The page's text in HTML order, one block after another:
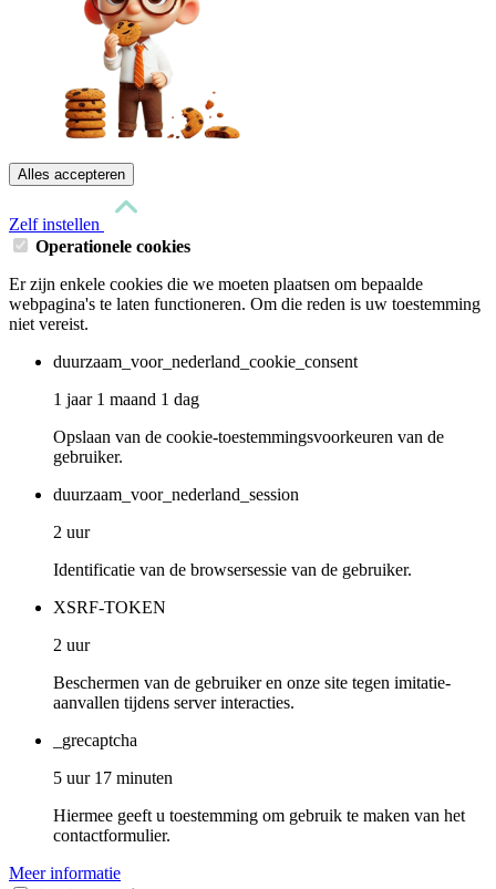
Alles accepteren
Zelf instellen
Operationele cookies
Er zijn enkele cookies die we moeten plaatsen om bepaalde
webpagina's te laten functioneren. Om die reden is uw toestemming
niet vereist.
duurzaam_voor_nederland_cookie_consent
1 jaar 1 maand 1 dag
Opslaan van de cookie-toestemmingsvoorkeuren van de
gebruiker.
duurzaam_voor_nederland_session
2 uur
Identificatie van de browsersessie van de gebruiker.
XSRF-TOKEN
2 uur
Beschermen van de gebruiker en onze site tegen imitatie-
aanvallen tijdens server interacties.
_grecaptcha
5 uur 17 minuten
Hiermee geeft u toestemming om gebruik te maken van het
contactformulier.
Meer informatie